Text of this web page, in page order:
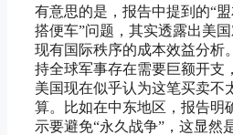
有意思的是，报告中提到的“
搭便车”问题，其实透露出美
现有国际秩序的成本效益分析
持全球军事存在需要巨额开支
美国现在似乎认为这笔买卖不
算。比如在中东地区，报告明
示要避免“永久战争”，这显然